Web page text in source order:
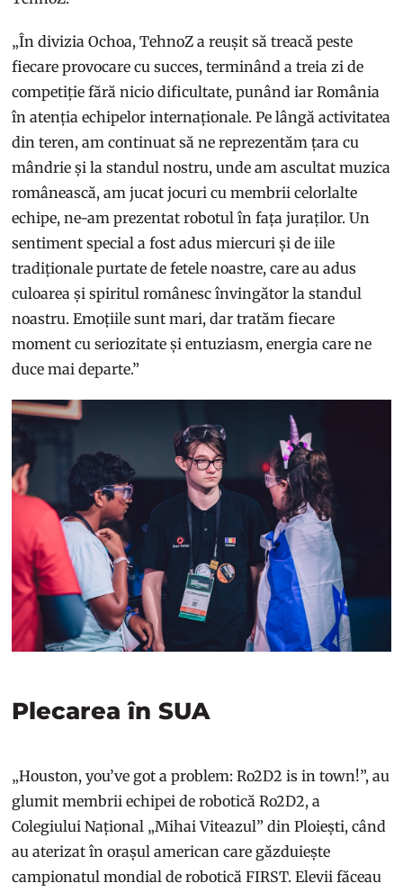
„În divizia Ochoa, TehnoZ a reușit să treacă peste
fiecare provocare cu succes, terminând a treia zi de
competiție fără nicio dificultate, punând iar România
în atenția echipelor internaționale. Pe lângă activitatea
din teren, am continuat să ne reprezentăm țara cu
mândrie și la standul nostru, unde am ascultat muzica
românească, am jucat jocuri cu membrii celorlalte
echipe, ne-am prezentat robotul în fața juraților. Un
sentiment special a fost adus miercuri și de iile
tradiționale purtate de fetele noastre, care au adus
culoarea și spiritul românesc învingător la standul
noastru. Emoțiile sunt mari, dar tratăm fiecare
moment cu seriozitate și entuziasm, energia care ne
duce mai departe.”
Plecarea în SUA
„Houston, you’ve got a problem: Ro2D2 is in town!”, au
glumit membrii echipei de robotică Ro2D2, a
Colegiului Național „Mihai Viteazul” din Ploiești, când
au aterizat în orașul american care găzduiește
campionatul mondial de robotică FIRST. Elevii făceau